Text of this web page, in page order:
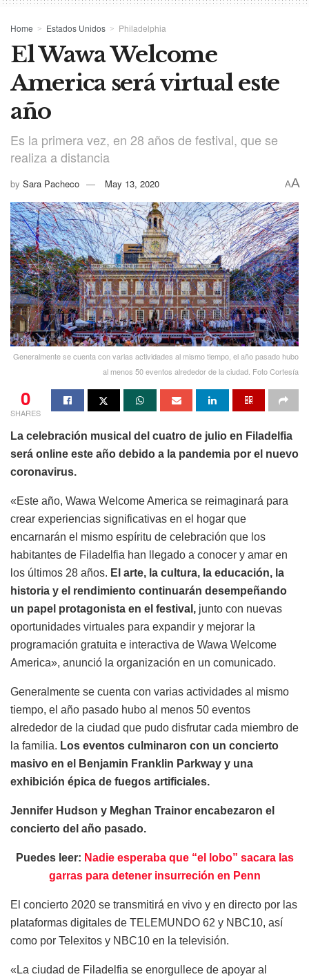
Home Estados Unidos Philadelphia
El Wawa Welcome
America será virtual este
año
Es la primera vez, en 28 años de festival, que se
realiza a distancia
by Sara Pacheco May 13, 2020 AA
Generalmente se cuenta con varias actividades al mismo tiempo, el año pasado hubo
al menos 50 eventos alrededor de la ciudad. Foto Cortesía
0
SHARES
La celebración musical del cuatro de julio en Filadelfia
será online este año debido a la pandemia por el nuevo
coronavirus.
«Este año, Wawa Welcome America se reimaginará para
crear experiencias significativas en el hogar que
encarnarán el mismo espíritu de celebración que los
habitantes de Filadelfia han llegado a conocer y amar en
los últimos 28 años. El arte, la cultura, la educación, la
historia y el rendimiento continuarán desempeñando
un papel protagonista en el festival, junto con nuevas
oportunidades virtuales para expandir y mejorar la
programación gratuita e interactiva de Wawa Welcome
America», anunció la organización en un comunicado.
Generalmente se cuenta con varias actividades al mismo
tiempo, el año pasado hubo al menos 50 eventos
alrededor de la ciudad que pudo disfrutar cada miembro de
la familia. Los eventos culminaron con un concierto
masivo en el Benjamin Franklin Parkway y una
exhibición épica de fuegos artificiales.
Jennifer Hudson y Meghan Trainor encabezaron el
concierto del año pasado.
Puedes leer: Nadie esperaba que “el lobo” sacara las
garras para detener insurreción en Penn
El concierto 2020 se transmitirá en vivo y en directo por las
plataformas digitales de TELEMUNDO 62 y NBC10, así
como por Telexitos y NBC10 en la televisión.
«La ciudad de Filadelfia se enorgullece de apoyar al